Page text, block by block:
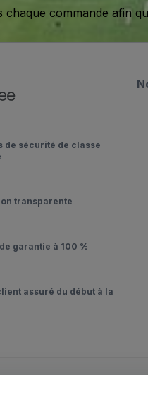
chaque commande afin
de sécurité de classe
transparente
garantie à 100 %
assuré du début à la